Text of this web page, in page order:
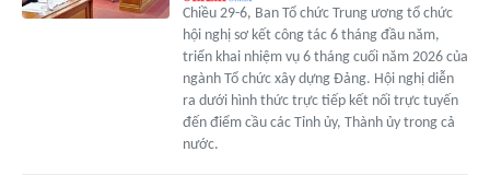
Chiều 29-6, Ban Tổ chức Trung ương tổ chức
hội nghị sơ kết công tác 6 tháng đầu năm,
triển khai nhiệm vụ 6 tháng cuối năm 2026 của
ngành Tổ chức xây dựng Đảng. Hội nghị diễn
ra dưới hình thức trực tiếp kết nối trực tuyến
đến điểm cầu các Tỉnh ủy, Thành ủy trong cả
nước.